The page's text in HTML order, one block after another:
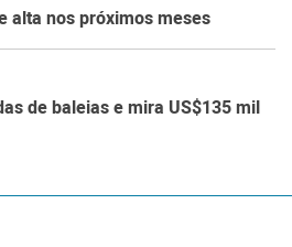
alta nos próximos meses
de baleias e mira US$135 mil